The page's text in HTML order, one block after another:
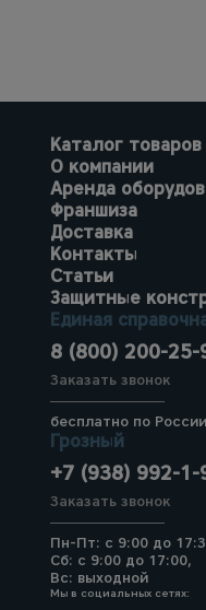
Каталог товаров
О компании
Аренда
Франшиза
Доставка
Контакты
Статьи
Защитные
Единая
8 (800) 200-25-
Заказать звонок
бесплатно по России
Грозный
+7 (938) 992-1-
Заказать звонок
Пн-Пт: с 9:00 до
Сб: с 9:00 до 17:00,
Вс: выходной
Мы в социальных сетях: